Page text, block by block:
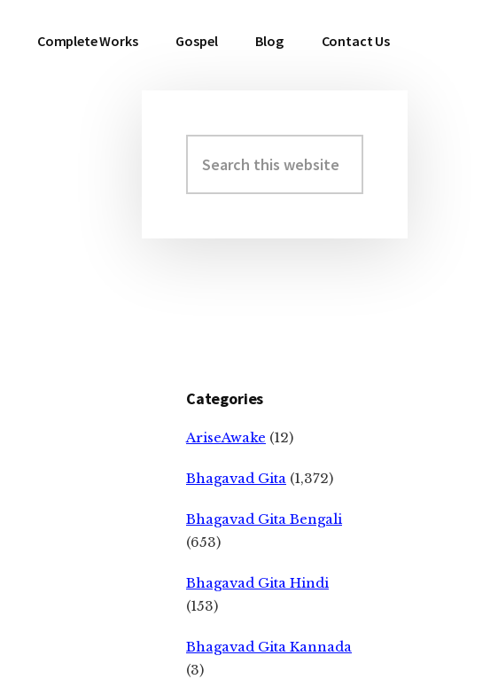
Complete Works Gospel Blog Contact Us
Primary
Sidebar
this
website
Categories
AriseAwake (12)
Bhagavad Gita (1,372)
Bhagavad Gita Bengali
(653)
Bhagavad Gita Hindi
(153)
Bhagavad Gita Kannada
(3)